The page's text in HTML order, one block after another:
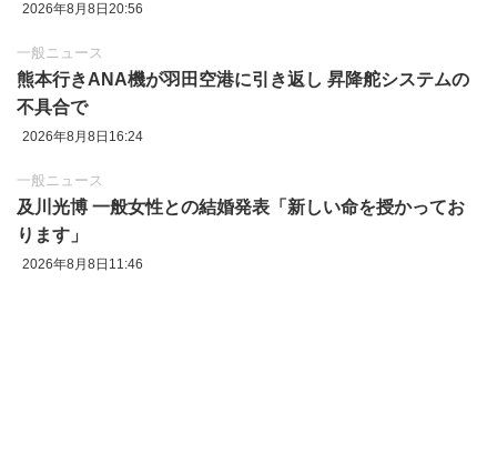
2026年8月8日20:56
一般ニュース
熊本行きANA機が羽田空港に引き返し 昇降舵システムの
不具合で
2026年8月8日16:24
一般ニュース
及川光博 一般女性との結婚発表「新しい命を授かってお
ります」
2026年8月8日11:46